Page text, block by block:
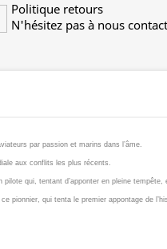
Politique retours
N'hésitez pas à nous
par passion et marins dans l’âme.
aux conflits les plus récents.
qui, tentant d’apponter en pleine
pionnier, qui tenta le premier appontage de